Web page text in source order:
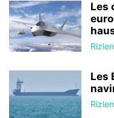
Les
Les